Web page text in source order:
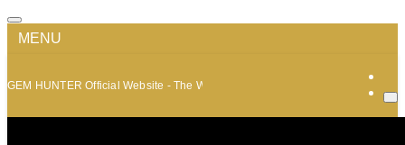
MENU
GEM HUNTER Official Website - The World of Minerals and Jewelry